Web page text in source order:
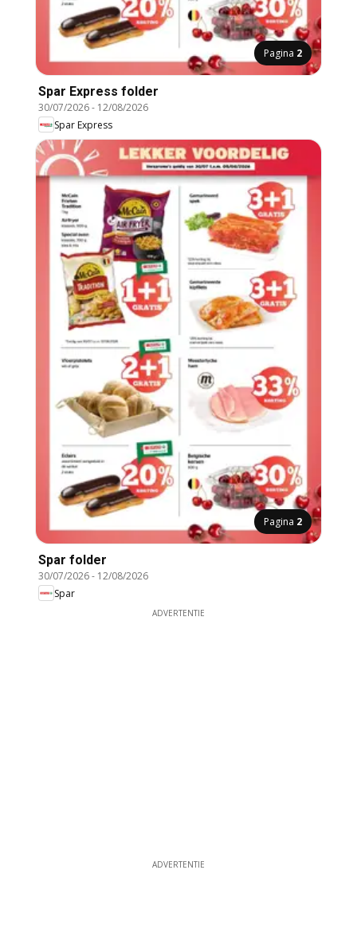
Pagina 2
Spar Express folder
30/07/2026- 12/08/2026
Spar Express
Pagina 2
Spar folder
30/07/2026- 12/08/2026
Spar
ADVERTENTIE
ADVERTENTIE